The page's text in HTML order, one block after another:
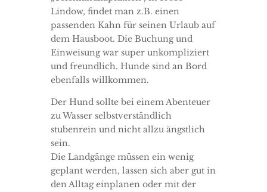
Lindow, findet man z.B. einen
passenden Kahn für seinen Urlaub auf
dem Hausboot. Die Buchung und
Einweisung war super unkompliziert
und freundlich. Hunde sind an Bord
ebenfalls willkommen.
Der Hund sollte bei einem Abenteuer
zu Wasser selbstverständlich
stubenrein und nicht allzu ängstlich
sein.
Die Landgänge müssen ein wenig
geplant werden, lassen sich aber gut in
den Alltag einplanen oder mit der